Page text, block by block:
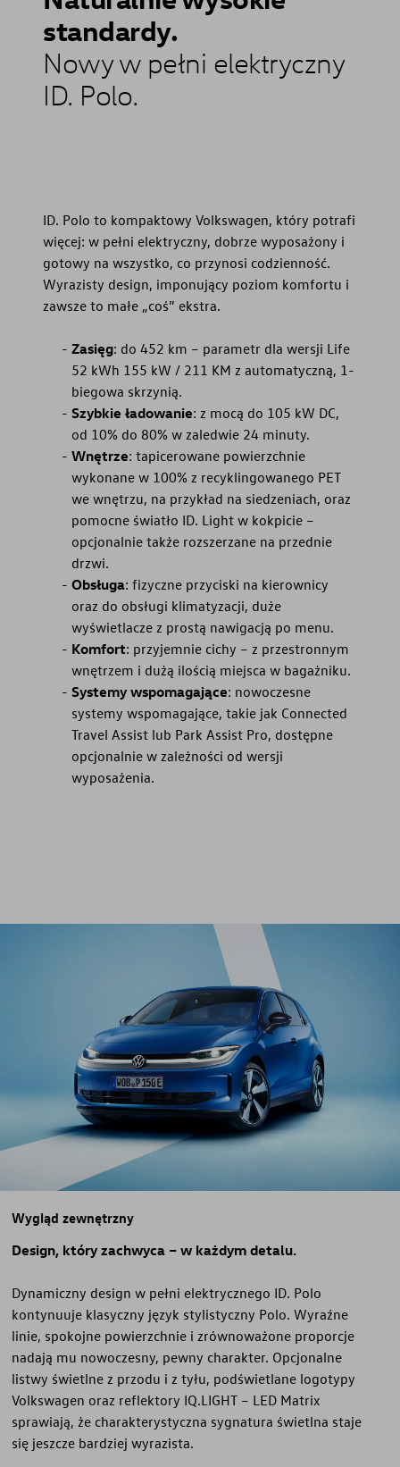
standardy.
Nowy w pełni elektryczny
ID. Polo.
ID. Polo to kompaktowy Volkswagen, który potrafi
więcej: w pełni elektryczny, dobrze wyposażony i
gotowy na wszystko, co przynosi codzienność.
Wyrazisty design, imponujący poziom komfortu i
zawsze to małe „coś” ekstra.
Zasięg: do 452 km – parametr dla wersji Life
52 kWh 155 kW / 211 KM z automatyczną, 1-
biegowa skrzynią.
Szybkie ładowanie: z mocą do 105 kW DC,
od 10% do 80% w zaledwie 24 minuty.
Wnętrze: tapicerowane powierzchnie
wykonane w 100% z recyklingowanego PET
we wnętrzu, na przykład na siedzeniach, oraz
pomocne światło ID. Light w kokpicie –
opcjonalnie także rozszerzane na przednie
drzwi.
Obsługa: fizyczne przyciski na kierownicy
oraz do obsługi klimatyzacji, duże
wyświetlacze z prostą nawigacją po menu.
Komfort: przyjemnie cichy – z przestronnym
wnętrzem i dużą ilością miejsca w bagażniku.
Systemy wspomagające: nowoczesne
systemy wspomagające, takie jak Connected
Travel Assist lub Park Assist Pro, dostępne
opcjonalnie w zależności od wersji
wyposażenia.
Wygląd zewnętrzny
Design, który zachwyca – w każdym detalu.
Dynamiczny design w pełni elektrycznego ID. Polo
kontynuuje klasyczny język stylistyczny Polo. Wyraźne
linie, spokojne powierzchnie i zrównoważone proporcje
nadają mu nowoczesny, pewny charakter. Opcjonalne
listwy świetlne z przodu i z tyłu, podświetlane logotypy
Volkswagen oraz reflektory IQ.LIGHT – LED Matrix
sprawiają, że charakterystyczna sygnatura świetlna staje
się jeszcze bardziej wyrazista.